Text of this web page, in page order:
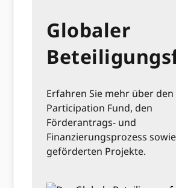
Globaler
Erfahren Sie mehr über den
Participation Fund, den
Förderantrags- und
Finanzierungsprozess
geförderten Projekte.